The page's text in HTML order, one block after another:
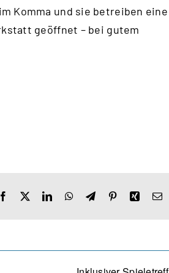
Komma und sie betreiben eine
geöffnet – bei gutem
Facebook LinkedInWhatsApp
TelegramPinterestXingE-